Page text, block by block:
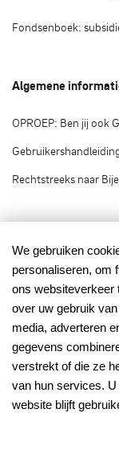
Fondsenboek:
Algemene
OPROEP: Ben jij ook
Rechtstreeks naar
Groenbezig.nl © 2020
Groenbezig.nl is het
Mede mogelijk
met financiering van:
We gebruiken
personaliseren, om
ons websiteverkeer
over uw gebruik
media, adverteren
gegevens
verstrekt of die ze
van hun services.
website blijft